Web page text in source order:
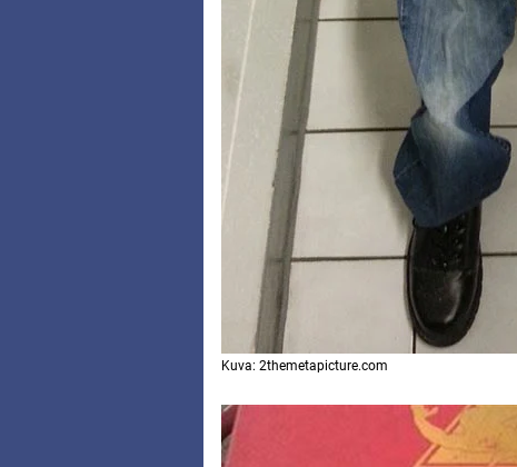
Kuva: 2themetapicture.com